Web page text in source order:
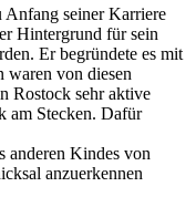
Anfang seiner Karriere
Hintergrund für sein
Er begründete es mit
waren von diesen
Rostock sehr aktive
am Stecken. Dafür
anderen Kindes von
anzuerkennen